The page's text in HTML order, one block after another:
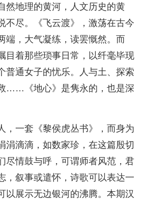
然地理的黄河，人文历史的黄
不尽。《飞云渡》，激荡在古今
端，大气凝练，读罢慨然。而
目着那些琐事日常，以纤毫毕现
普通女子的忧乐。人与土、探索
……《地心》是隽永的，也是深
，一套《黎侯虎丛书》，而身为
涓滴滴，如数家珍，在这篇殷切
尽情鼓与呼，可谓师者风范，君
，叙事或遣怀，诗歌可以表达一
以展示无边银河的沸腾。本期汉